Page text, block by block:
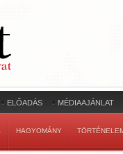
ELŐADÁS MÉDIAAJÁNLAT
HAGYOMÁNY